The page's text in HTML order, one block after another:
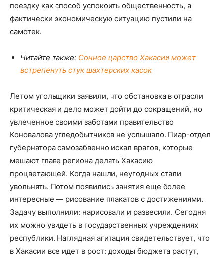
поездку как способ успокоить общественность, а
фактически экономическую ситуацию пустили на
самотек.
Читайте также: Сонное царство Хакасии может
встрепенуть стук шахтерских касок
Летом угольщики заявили, что обстановка в отрасли
критическая и дело может дойти до сокращений, но
увлеченное своими заботами правительство
Коновалова угледобытчиков не услышало. Пиар-отдел
губернатора самозабвенно искал врагов, которые
мешают главе региона делать Хакасию
процветающей. Когда нашли, неугодных стали
увольнять. Потом появились занятия еще более
интересные — рисование плакатов с достижениями.
Задачу выполнили: нарисовали и развесили. Сегодня
их можно увидеть в государственных учреждениях
республики. Наглядная агитация свидетельствует, что
в Хакасии все идет в рост: доходы бюджета растут,